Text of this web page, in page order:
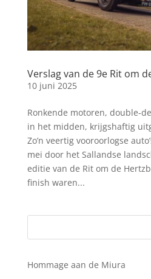
Verslag van de 9e Rit om
10 juni 2025
Ronkende motoren, double-
in het midden, krijgshaftig
Zo’n veertig vooroorlogse
mei door het Sallandse
editie van de Rit om de
finish waren...
Hommage aan de Miura